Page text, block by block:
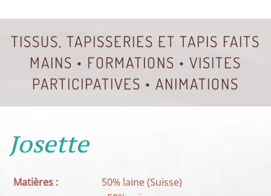
TISSUS, TAPISSERIES ET TAPIS FAITS
MAINS • FORMATIONS • VISITES
PARTICIPATIVES • ANIMATIONS
Josette
Matières :
50% laine (Suisse)